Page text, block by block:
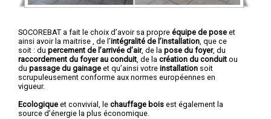
SOCOREBAT a fait le choix d’avoir sa propre équipe de pose et
ainsi avoir la maitrise , de l’intégralité de l’installation, que ce
soit : du percement de l’arrivée d’air, de la pose du foyer, du
raccordement du foyer au conduit, de la création du conduit ou
du passage du gainage et qu’ainsi votre installation soit
scrupuleusement conforme aux normes européennes en
vigueur.
Ecologique et convivial, le chauffage bois est également la
source d’énergie la plus économique.